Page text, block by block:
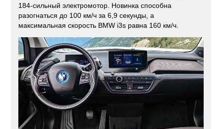
184-сильный электромотор. Новинка способна
разогнаться до 100 км/ч за 6,9 секунды, а
максимальная скорость BMW i3s равна 160 км/ч.